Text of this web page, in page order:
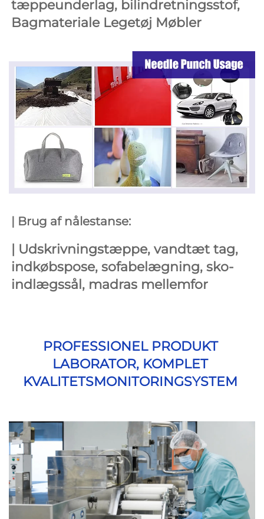
Bagmateriale Legetøj Møbler
| Brug af nålestanse:
Udskrivningstæppe, vandtæt tag,
indkøbspose, sofabelægning, sko-
indlægssål, madras mellemfor
PROFESSIONEL PRODUKT
LABORATOR, KOMPLET
KVALITETSMONITORINGSYSTEM